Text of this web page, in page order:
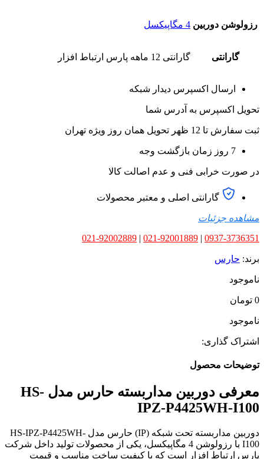
رزولوشن دوربین 4 مگاپیکسل
گارانتی گارانتی 12 ماهه پارس ارتباط افزار
ارسال اکسپرس دیدار شبکه
تحویل اکسپرس به آدرس شما
ثبت سفارش تا 12 ظهر تحویل همان روز ویژه تهران
7 روز زمان بازگشت وجه
در صورت خرابی فنی و عدم اصالت کالا
گارانتی اصلی و معتبر محصولات
مشاهده جزئیات
0937-3736351
|
021-92001889
|
021-92002889
برند: حارس
ناموجود
0 تومان
ناموجود
اشتراک گذاری:
توضیحات محصول
معرفی دوربین مداربسته حارس مدل HS-
IPZ-P4425WH-I100
دوربین مداربسته تحت شبکه (IP) حارس مدل HS-IPZ-P4425WH-
I100 با رزولوشن 4 مگاپیکسل، یکی از محصولات تولید داخل شرکت
پارس ارتباط افزار است که با کیفیت ساخت مناسب و قیمت